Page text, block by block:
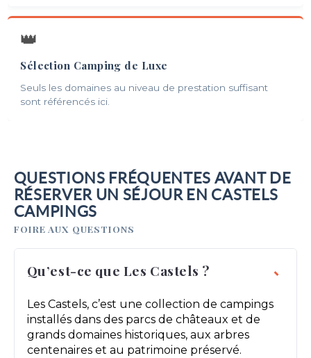
👑
Sélection Camping de Luxe
Seuls les domaines au niveau de prestation suffisant
sont référencés ici.
QUESTIONS FRÉQUENTES AVANT DE
RÉSERVER UN SÉJOUR EN CASTELS
CAMPINGS
FOIRE AUX QUESTIONS
Qu’est-ce que Les Castels ?
Les Castels, c’est une collection de campings
installés dans des parcs de châteaux et de
grands domaines historiques, aux arbres
centenaires et au patrimoine préservé.